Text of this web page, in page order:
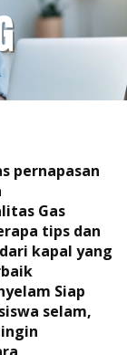
pernapasan
Gas
tips dan
kapal yang
Siap
selam,